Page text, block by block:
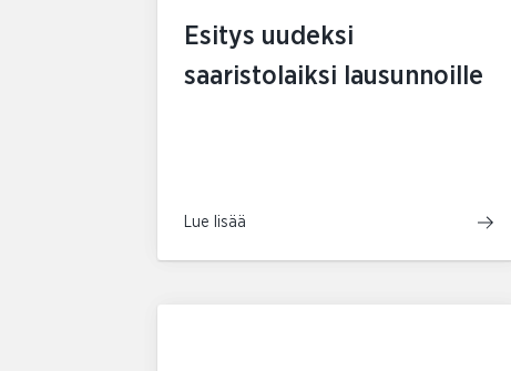
Esitys uudeksi
saaristolaiksi lausunnoille
Lue lisää